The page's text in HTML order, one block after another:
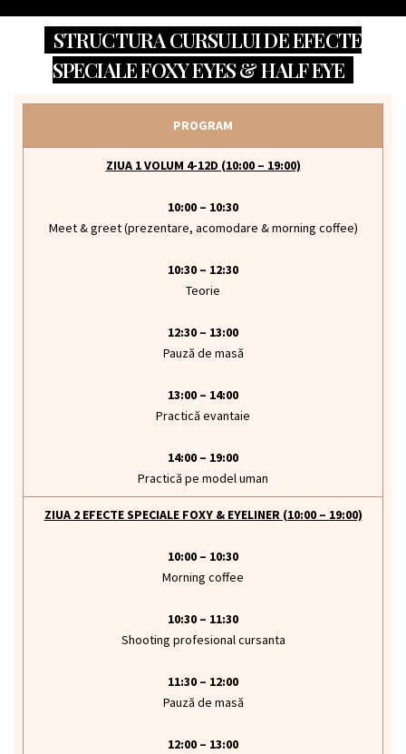
STRUCTURA CURSULUI DE EFECTE
SPECIALE FOXY EYES & HALF EYE
PROGRAM
ZIUA 1 VOLUM 4-12D (10:00 – 19:00)
10:00 – 10:30
Meet & greet (prezentare, acomodare & morning coffee)
10:30 – 12:30
Teorie
12:30 – 13:00
Pauză de masă
13:00 – 14:00
Practică evantaie
14:00 – 19:00
Practică pe model uman
ZIUA 2 EFECTE SPECIALE FOXY & EYELINER (10:00 – 19:00)
10:00 – 10:30
Morning coffee
10:30 – 11:30
Shooting profesional cursanta
11:30 – 12:00
Pauză de masă
12:00 – 13:00